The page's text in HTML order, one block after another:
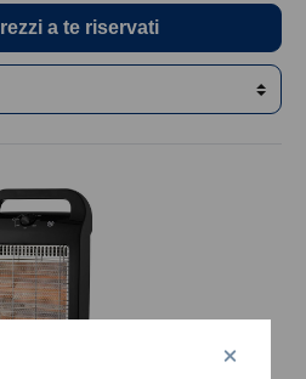
a te riservati